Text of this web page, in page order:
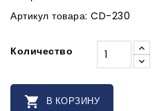
Артикул товара: CD-230
Количество
 В КОРЗИНУ